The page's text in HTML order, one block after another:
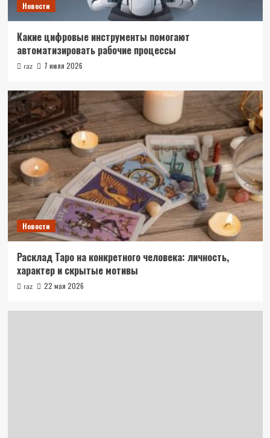
Новости
Какие цифровые инструменты помогают
автоматизировать рабочие процессы
raz 7 июля 2026
Новости
Расклад Таро на конкретного человека: личность,
характер и скрытые мотивы
raz 22 мая 2026